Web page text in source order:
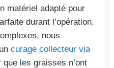
matériel adapté pour
durant l’opération.
nous
curage collecteur via
que les graisses n’ont